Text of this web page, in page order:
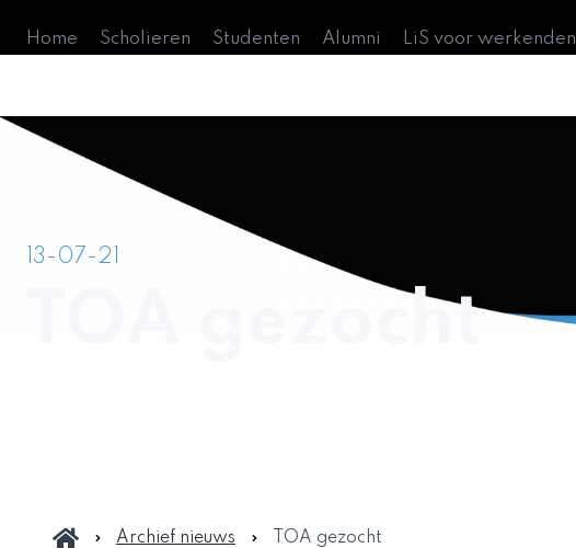
Home Scholieren Studenten Alumni LiS voor werkenden
13-07-21
TOA gezocht
Archief nieuws TOA gezocht